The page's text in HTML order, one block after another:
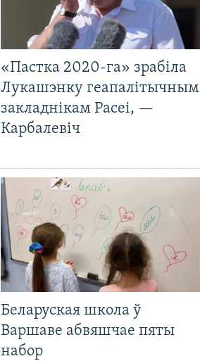
«Пастка 2020-га» зрабіла
Лукашэнку геапалітычным
закладнікам Расеі, —
Карбалевіч
Беларуская школа ў
Варшаве абвяшчае пяты
набор